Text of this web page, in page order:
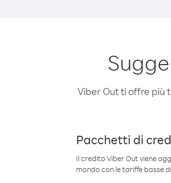
Viber Out ti offre più
Pacchetti di
Il credito Viber Out viene
mondo con le tariffe basse